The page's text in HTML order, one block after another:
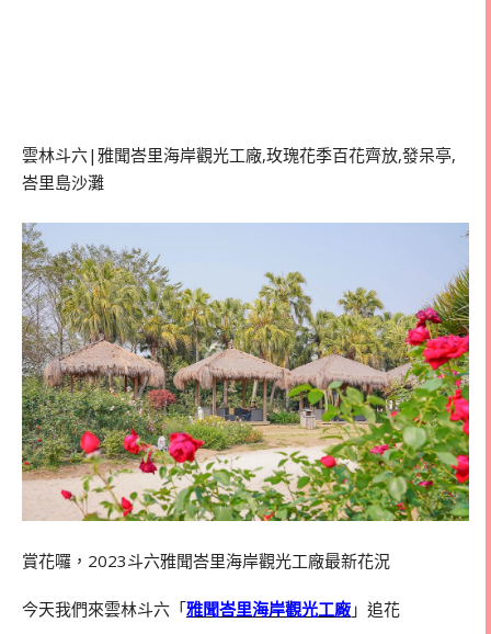
雲林斗六|雅聞峇里海岸觀光工廠,玫瑰花季百花齊放,發呆亭,
峇里島沙灘
賞花囉，2023斗六雅聞峇里海岸觀光工廠最新花況
今天我們來雲林斗六「雅聞峇里海岸觀光工廠 」追花